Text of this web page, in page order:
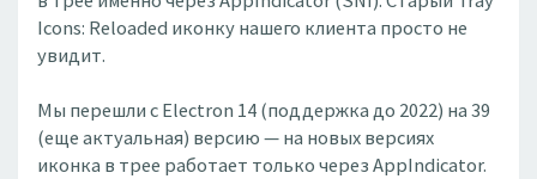
Icons: Reloaded иконку нашего клиента просто не
увидит.
Мы перешли с Electron 14 (поддержка до 2022) на 39
(еще актуальная) версию — на новых версиях
иконка в трее работает только через AppIndicator.